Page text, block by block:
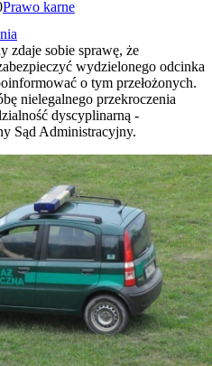
Prawo karne
zdaje sobie sprawę, że
wydzielonego odcinka
o tym przełożonych.
nielegalnego przekroczenia
dyscyplinarną -
Sąd Administracyjny.